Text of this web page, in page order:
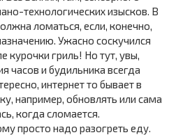
технологических изысков. В
ломаться, если, конечно,
Ужасно соскучился
курочки гриль! Но тут, увы,
часов и будильника всегда
интернет то бывает в
например, обновлять или сама
когда сломается.
просто надо разогреть еду.